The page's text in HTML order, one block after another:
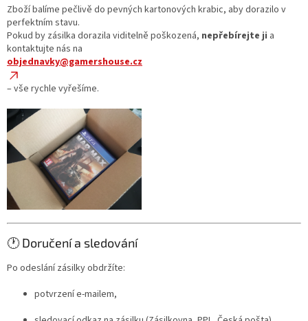
Zboží balíme pečlivě do pevných kartonových krabic, aby dorazilo v
perfektním stavu.
Pokud by zásilka dorazila viditelně poškozená, nepřebírejte ji a
kontaktujte nás na
objednavky@gamershouse.cz
– vše rychle vyřešíme.
🕐 Doručení a sledování
Po odeslání zásilky obdržíte:
potvrzení e-mailem,